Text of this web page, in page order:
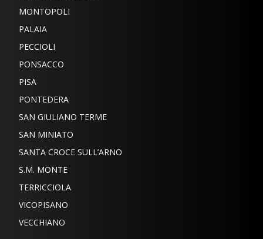
MONTOPOLI
PALAIA
PECCIOLI
PONSACCO
PISA
PONTEDERA
SAN GIULIANO TERME
SAN MINIATO
SANTA CROCE SULL’ARNO
S.M. MONTE
TERRICCIOLA
VICOPISANO
VECCHIANO